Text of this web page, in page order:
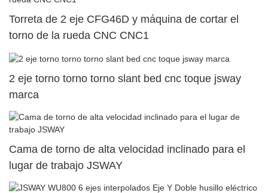
Torreta de 2 eje CFG46D y máquina de cortar el
torno de la rueda CNC CNC1
2 eje torno torno torno slant bed cnc toque jsway
marca
Cama de torno de alta velocidad inclinado para el
lugar de trabajo JSWAY